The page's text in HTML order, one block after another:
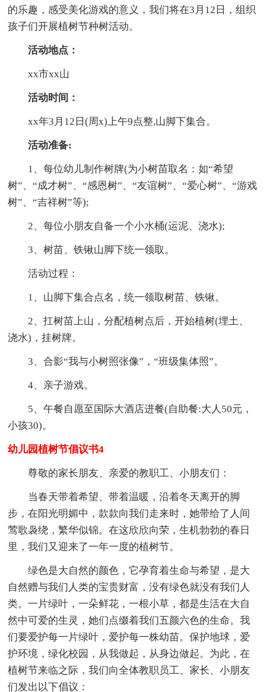
的乐趣，感受美化游戏的意义，我们将在3月12日，组织
孩子们开展植树节种树活动。
活动地点：
xx市xx山
活动时间：
xx年3月12日(周x)上午9点整,山脚下集合。
活动准备:
1、每位幼儿制作树牌(为小树苗取名：如“希望
树”、“成才树”、“感恩树”、“友谊树”、“爱心树”、“游戏
树”、“吉祥树”等);
2、每位小朋友自备一个小水桶(运泥、浇水);
3、树苗、铁锹山脚下统一领取。
活动过程：
1、山脚下集合点名，统一领取树苗、铁锹。
2、扛树苗上山，分配植树点后，开始植树(埋土、
浇水)，挂树牌。
3、合影“我与小树照张像”，“班级集体照”。
4、亲子游戏。
5、午餐自愿至国际大酒店进餐(自助餐:大人50元，
小孩30)。
幼儿园植树节倡议书4
尊敬的家长朋友、亲爱的教职工、小朋友们：
当春天带着希望、带着温暖，沿着冬天离开的脚
步，在阳光明媚中，款款向我们走来时，她带给了人间
莺歌袅绕，繁华似锦。在这欣欣向荣，生机勃勃的春日
里，我们又迎来了一年一度的植树节。
绿色是大自然的颜色，它孕育着生命与希望，是大
自然赠与我们人类的宝贵财富，没有绿色就没有我们人
类。一片绿叶，一朵鲜花，一根小草，都是生活在大自
然中可爱的生灵，她们点缀着我们五颜六色的生命。我
们要爱护每一片绿叶，爱护每一株幼苗。保护地球，爱
护环境，绿化校园，从我做起，从身边做起。为此，在
植树节来临之际，我们向全体教职员工、家长、小朋友
们发出以下倡议：